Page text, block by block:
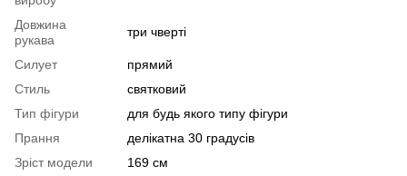
Довжина
рукава
три чверті
Силует
прямий
Стиль
святковий
Тип фігури
для будь якого типу фігури
Прання
делікатна 30 градусів
Зріст модели
169 см